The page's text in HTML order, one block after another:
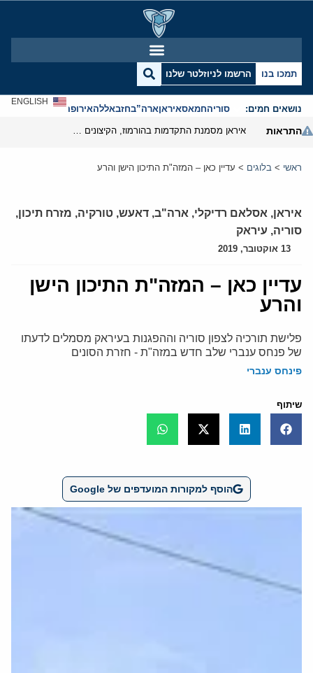
תמכו בנו הרשמו לניוזלטר שלנו
נושאים חמים: סוריהחמאסאיראןארה”בחזבאללהאירופהאנטישמיות
ENGLISH
התראות
ראשי > בלוגים > עדיין כאן – המזה"ת התיכון הישן והרע
איראן, אסלאם רדיקלי, ארה"ב, דאעש, טורקיה, מזרח תיכון,
סוריה, עיראק
13 אוקטובר, 2019
עדיין כאן – המזה"ת התיכון הישן
והרע
פלישת תורכיה לצפון סוריה וההפגנות בעיראק מסמלים לדעתו
של פנחס ענברי שלב חדש במזה"ת - חזרת הסונים
פינחס ענברי
שיתוף
הוסף למקורות המועדפים של Google